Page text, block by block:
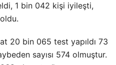
1 bin 042 kişi iyileşti,
20 bin 065 test yapıldı 73
sayısı 574 olmuştur.